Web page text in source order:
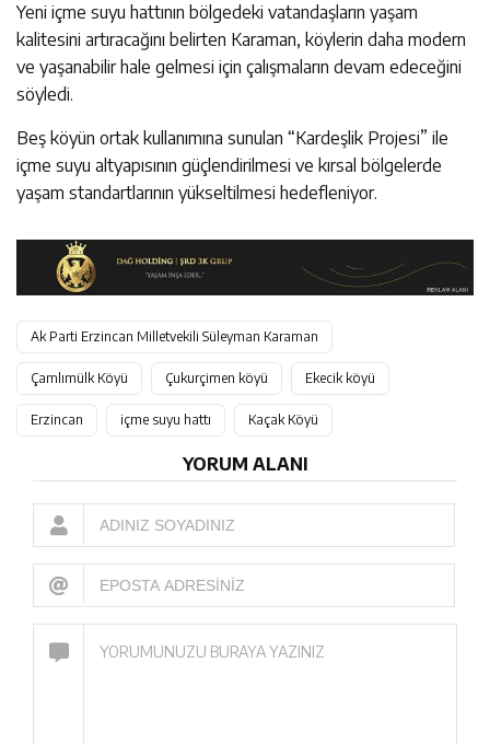
Yeni içme suyu hattının bölgedeki vatandaşların yaşam
kalitesini artıracağını belirten Karaman, köylerin daha modern
ve yaşanabilir hale gelmesi için çalışmaların devam edeceğini
söyledi.
Beş köyün ortak kullanımına sunulan “Kardeşlik Projesi” ile
içme suyu altyapısının güçlendirilmesi ve kırsal bölgelerde
yaşam standartlarının yükseltilmesi hedefleniyor.
Ak Parti Erzincan Milletvekili Süleyman Karaman
Çamlımülk Köyü Çukurçimen köyü Ekecik köyü
Erzincan içme suyu hattı Kaçak Köyü
YORUM ALANI